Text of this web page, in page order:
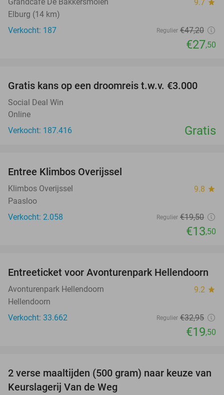
9.7 star
Elburg (14 km)
Verkocht: 187
Regulier €47,20
€27,50
Gratis kans op een droomreis t.w.v. €3.000
Social Deal Win
Online
Verkocht: 187.416
Gratis
Entree Klimbos Overijssel
Klimbos Overijssel 9.8 star
Paasloo
Verkocht: 2.058
Regulier €19,50
€13,50
41%
Entreeticket voor Avonturenpark Hellendoorn
Avonturenpark Hellendoorn 9.2 star
Hellendoorn
Verkocht: 33.662
Regulier €32,95
€19,50
44%
2 verse maaltijden (500 gram) naar keuze van
Keurslagerij Van de Weg